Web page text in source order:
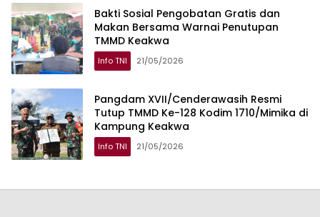
Bakti Sosial Pengobatan Gratis dan
Makan Bersama Warnai Penutupan
TMMD Keakwa
Info TNI 21/05/2026
Pangdam XVII/Cenderawasih Resmi
Tutup TMMD Ke-128 Kodim 1710/Mimika di
Kampung Keakwa
Info TNI 21/05/2026